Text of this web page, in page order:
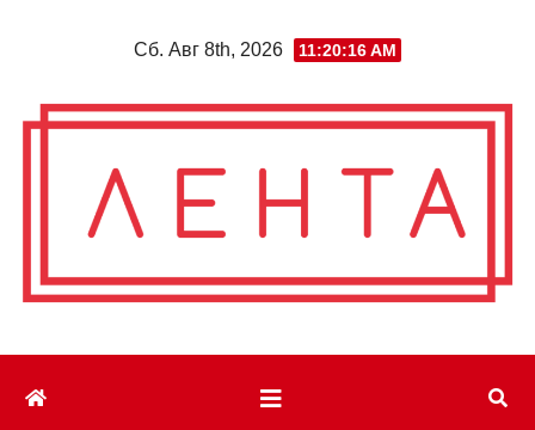
Сб. Авг 8th, 2026 11:20:16 AM